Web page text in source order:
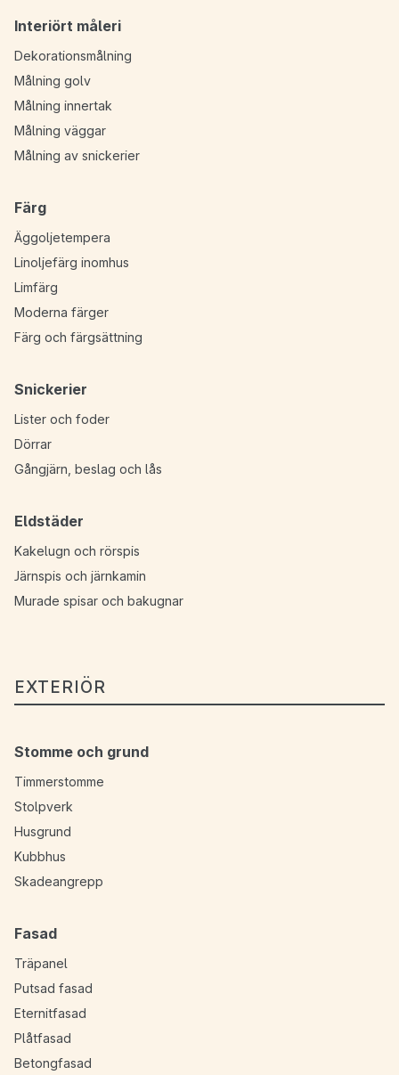
Interiört måleri
Dekorationsmålning
Målning golv
Målning innertak
Målning väggar
Målning av snickerier
Färg
Äggoljetempera
Linoljefärg inomhus
Limfärg
Moderna färger
Färg och färgsättning
Snickerier
Lister och foder
Dörrar
Gångjärn, beslag och lås
Eldstäder
Kakelugn och rörspis
Järnspis och järnkamin
Murade spisar och bakugnar
EXTERIÖR
Stomme och grund
Timmerstomme
Stolpverk
Husgrund
Kubbhus
Skadeangrepp
Fasad
Träpanel
Putsad fasad
Eternitfasad
Plåtfasad
Betongfasad